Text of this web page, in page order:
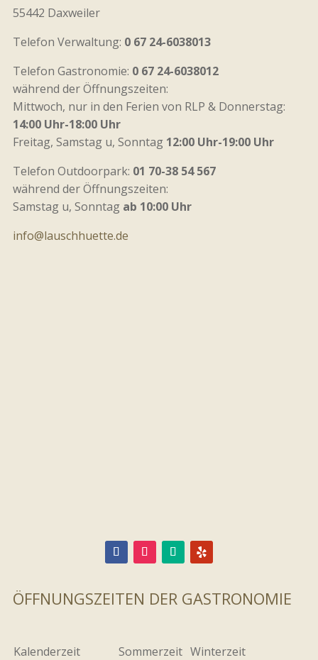
55442 Daxweiler
Telefon Verwaltung: 0 67 24-6038013
Telefon Gastronomie: 0 67 24-6038012
während der Öffnungszeiten:
Mittwoch, nur in den Ferien von RLP & Donnerstag:
14:00 Uhr-18:00 Uhr
Freitag, Samstag u, Sonntag 12:00 Uhr-19:00 Uhr
Telefon Outdoorpark: 01 70-38 54 567
während der Öffnungszeiten:
Samstag u, Sonntagab 10:00 Uhr
info@lauschhuette.de
ÖFFNUNGSZEITEN DER GASTRONOMIE
Kalenderzeit Sommerzeit Winterzeit